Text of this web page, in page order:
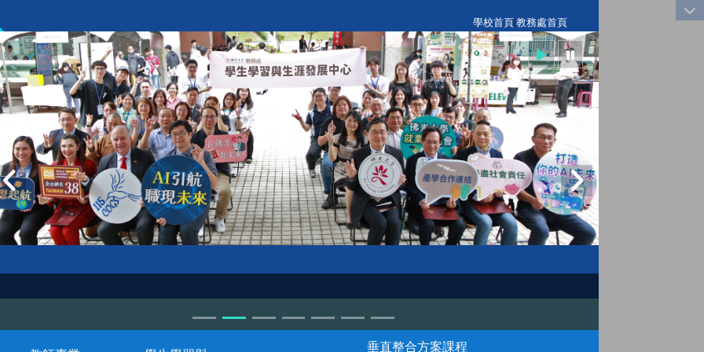
學校首頁|教務處首頁
垂直整合方案課程